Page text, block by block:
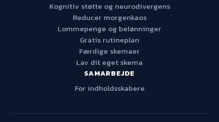
Kognitiv støtte og neurodivergens
Reducer morgenkaos
Lommepenge og belønninger
Gratis rutineplan
Færdige skemaer
Lav dit eget skema
SAMARBEJDE
For indholdsskabere